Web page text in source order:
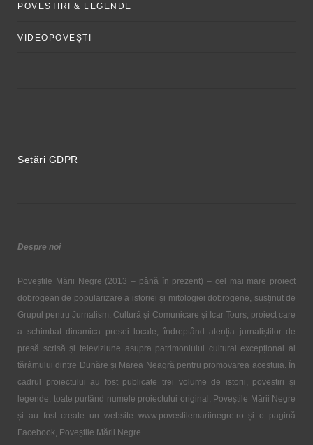
POVESTIRI & LEGENDE
VIDEOPOVEȘTI
Setări GDPR
Despre noi
Poveștile Mării Negre (2013 – până în prezent) – cel mai mare proiect
dobrogean de popularizare a istoriei și mitologiei dobrogene, susținut de
Grupul pentru Jurnalism, Cultură și Comunicare și Icar Tours, proiect care
a schimbat dinamica presei locale, îndreptând atenția jurnaliștilor de
presă scrisă și televiziune asupra patrimoniului cultural excepțional al
tărâmului dintre Dunăre și Marea Neagră pentru promovarea acestuia. În
cadrul proiectului au fost publicate trei volume de istorii, povestiri și
legende, toate purtând numele proiectului original, Poveștile Mării Negre
și au fost create un website www.povestilemariinegre.ro și o pagină
Facebook, Poveștile Mării Negre.